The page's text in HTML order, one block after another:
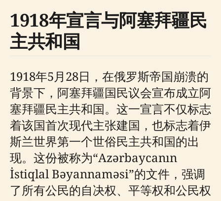
1918年宣言与阿塞拜疆民
主共和国
1918年5月28日，在俄罗斯帝国崩溃的
背景下，阿塞拜疆国民议会宣布成立阿
塞拜疆民主共和国。这一宣言不仅标志
着该国首次现代主张建国，也标志着伊
斯兰世界第一个世俗民主共和国的出
现。这份被称为“Azərbaycanın
İstiqlal Bəyannaməsi”的文件，强调
了所有公民的自决权、平等权和公民权